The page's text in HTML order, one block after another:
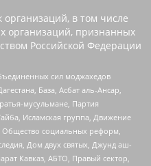
в том числе
организаций, признанных
Российской Федерации
сил моджахедов
База, Асбат аль-Ансар,
мусульмане, Партия
Исламская группа, Движение
Общество социальных реформ,
Дом двух святых, Джунд аш-
Кавказ, АБТО, Правый сектор,